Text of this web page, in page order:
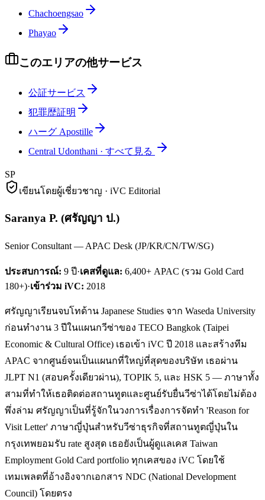
Chachoengsao
Phayao
このエリアの他サービス
公証サービス
犯罪歴証明
ハーグ Apostille
Central Udonthani · すべて見る
SP
เขียนโดยผู้เชี่ยวชาญ · iVC Editorial
Saranya P. (ศรัญญา ป.)
Senior Consultant — APAC Desk (JP/KR/CN/TW/SG)
ประสบการณ์: 9 ปี·เคสที่ดูแล: 6,400+ APAC (รวม Gold Card
180+)·เข้าร่วม iVC: 2018
ศรัญญาเรียนจบโทด้าน Japanese Studies จาก Waseda University
ก่อนทำงาน 3 ปีในแผนกวีซ่าของ TECO Bangkok (Taipei
Economic & Cultural Office) เธอเข้า iVC ปี 2018 และสร้างทีม
APAC จากศูนย์จนเป็นแผนกที่ใหญ่ที่สุดของบริษัท เธอผ่าน
JLPT N1 (สอบครั้งเดียวผ่าน), TOPIK 5, และ HSK 5 — ภาษาทั้ง
สามที่ทำให้เธอติดต่อสถานทูตและศูนย์รับยื่นวีซ่าได้โดยไม่ต้อง
พึ่งล่าม ศรัญญาเป็นที่รู้จักในวงการเรื่องการจัดทำ 'Reason for
Visit Letter' ภาษาญี่ปุ่นสำหรับวีซ่าธุรกิจที่สถานทูตญี่ปุ่นใน
กรุงเทพยอมรับ rate สูงสุด เธอยังเป็นผู้ดูแลเคส Taiwan
Employment Gold Card portfolio ทุกเคสของ iVC โดยใช้
เทมเพลตที่อ้างอิงจากเอกสาร NDC (National Development
Council) โดยตรง